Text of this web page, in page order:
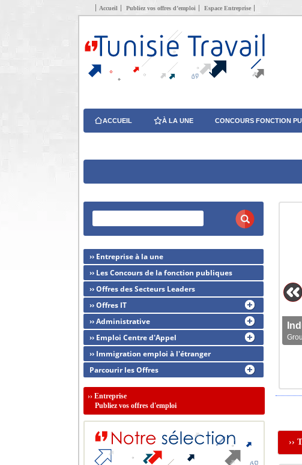
Accueil Publiez vos offres d’emploi Espace Entreprise
ACCUEIL À LA UNE CONCOURS FONCTION
››
›› Entreprise à la une
›› Les Concours de la fonction publiques
›› Offres des Secteurs Leaders
›› Offres IT
›› Administrative
›› Emploi Centre d'Appel
›› Immigration emploi à l'étranger
Parcourir les Offres
›› Entreprise
Publiez vos offres d'emploi